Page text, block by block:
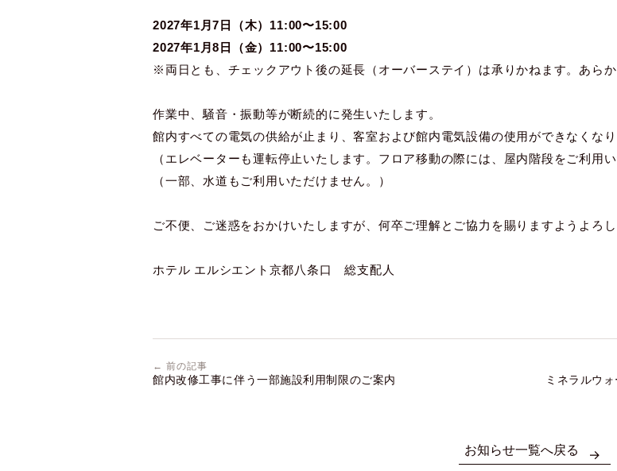
2027年1月7日（木）11:00〜15:00
2027年1月8日（金）11:00〜15:00
※両日とも、チェックアウト後の延長（オーバーステイ）は承りかねます。あら
作業中、騒音・振動等が断続的に発生いたします。
館内すべての電気の供給が止まり、客室および館内電気設備の使用ができなくなり
（エレベーターも運転停止いたします。フロア移動の際には、屋内階段をご利用
（一部、水道もご利用いただけません。）
ご不便、ご迷惑をおかけいたしますが、何卒ご理解とご協力を賜りますようよろ
ホテル エルシエント京都八条口 総支配人
← 前の記事
館内改修工事に伴う一部施設利用制限のご案内
ミネラルウ
お知らせ一覧へ戻る